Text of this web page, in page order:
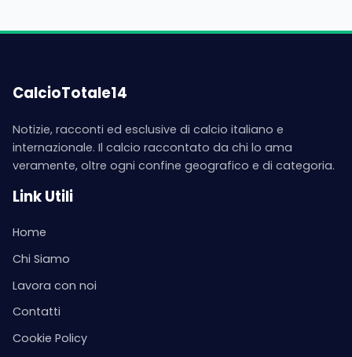
CalcioTotale14
Notizie, racconti ed esclusive di calcio italiano e
internazionale. Il calcio raccontato da chi lo ama
veramente, oltre ogni confine geografico e di categoria.
Link Utili
Home
Chi Siamo
Lavora con noi
Contatti
Cookie Policy